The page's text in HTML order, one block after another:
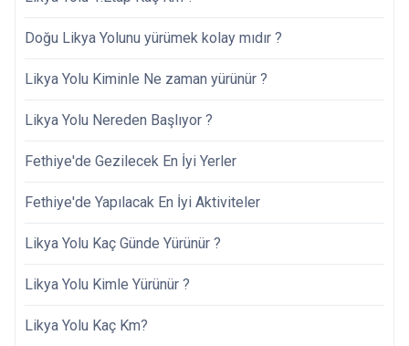
Doğu Likya Yolunu yürümek kolay mıdır ?
Likya Yolu Kiminle Ne zaman yürünür ?
Likya Yolu Nereden Başlıyor ?
Fethiye'de Gezilecek En İyi Yerler
Fethiye'de Yapılacak En İyi Aktiviteler
Likya Yolu Kaç Günde Yürünür ?
Likya Yolu Kimle Yürünür ?
Likya Yolu Kaç Km?